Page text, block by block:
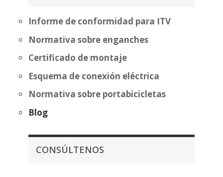
Informe de conformidad para ITV
Normativa sobre enganches
Certificado de montaje
Esquema de conexión eléctrica
Normativa sobre portabicicletas
Blog
CONSÚLTENOS